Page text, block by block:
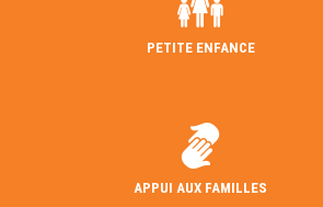
PETITE ENFANCE
APPUI AUX FAMILLES